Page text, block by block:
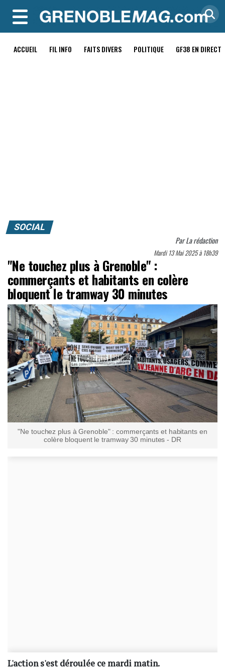
MENU
ACCUEIL FIL INFO FAITS DIVERS POLITIQUE GF38 EN DIRECT
SOCIAL
ParLa rédaction
Mardi 13 Mai 2025 à 18h39
"Ne touchez plus à Grenoble" :
commerçants et habitants en colère
bloquent le tramway 30 minutes
"Ne touchez plus à Grenoble" : commerçants et habitants en
colère bloquent le tramway 30 minutes - DR
L'action s'est déroulée ce mardi matin.